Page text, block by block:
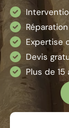
Expertise
Devis
Plus de 15